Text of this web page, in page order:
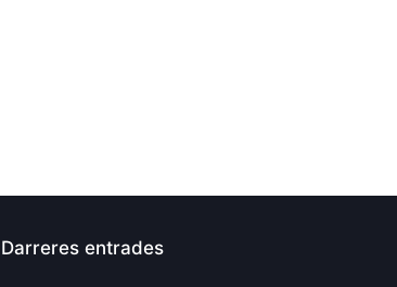
Darreres entrades